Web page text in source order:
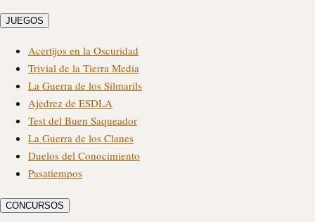
JUEGOS
Acertijos en la Oscuridad
Trivial de la Tierra Media
La Guerra de los Silmarils
Ajedrez de ESDLA
Test del Buen Saqueador
La Guerra de los Clanes
Duelos del Conocimiento
Pasatiempos
CONCURSOS